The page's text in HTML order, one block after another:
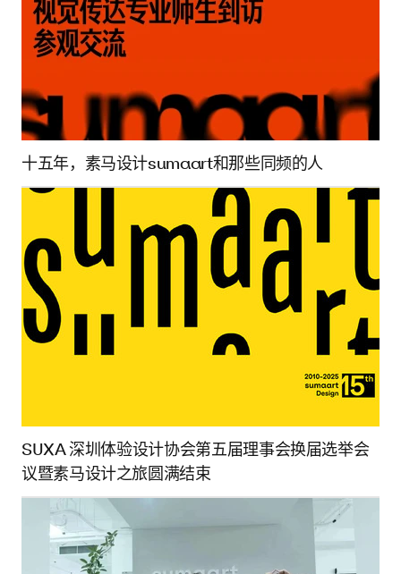
十五年，素马设计sumaart和那些同频的人
SUXA 深圳体验设计协会第五届理事会换届选举会
议暨素马设计之旅圆满结束